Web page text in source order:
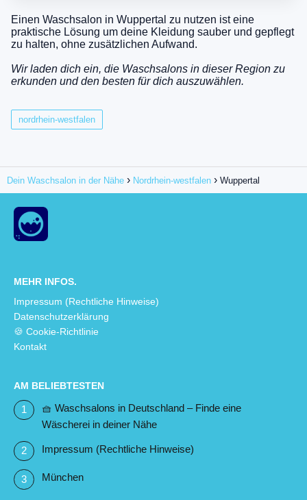
Einen Waschsalon in Wuppertal zu nutzen ist eine
praktische Lösung um deine Kleidung sauber und gepflegt
zu halten, ohne zusätzlichen Aufwand.
Wir laden dich ein, die Waschsalons in dieser Region zu
erkunden und den besten für dich auszuwählen.
nordrhein-westfalen
Dein Waschsalon in der Nähe Nordrhein-westfalen Wuppertal
MEHR INFOS.
Impressum (Rechtliche Hinweise)
Datenschutzerklärung
🍪 Cookie-Richtlinie
Kontakt
AM BELIEBTESTEN
🧺 Waschsalons in Deutschland – Finde eine
Wäscherei in deiner Nähe
Impressum (Rechtliche Hinweise)
München